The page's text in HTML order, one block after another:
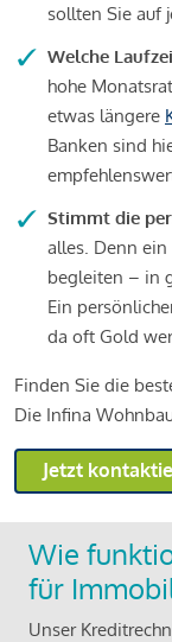
sollten Sie auf
Welche
hohe
etwas längere
Banken sind
Stimmt die
alles. Denn
begleiten – in
Ein
da oft Gold
Finden Sie die
Die Infina
Jetzt
Wie
für
Unser